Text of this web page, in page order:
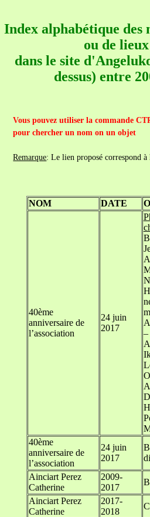
Index alphabétique des
ou de
dans le site
dessus) entre
Vous pouvez utiliser la commande
pour chercher un nom on un objet
Remarque: Le lien proposé correspond
NOM DATE
40ème
anniversaire de
l’association
24 juin
2017
–
40ème
anniversaire de
l’association
24 juin
2017
Ainciart Perez
Catherine
2009-
2017
Ainciart Perez
Catherine
2017-
2018